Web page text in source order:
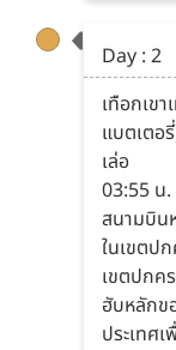
Day : 2
เทือกเข
แบตเตอ
เล่อ
03:55 น
สนามบิน
ในเขตป
เขตปกค
ฮับหลักข
ประเทศ